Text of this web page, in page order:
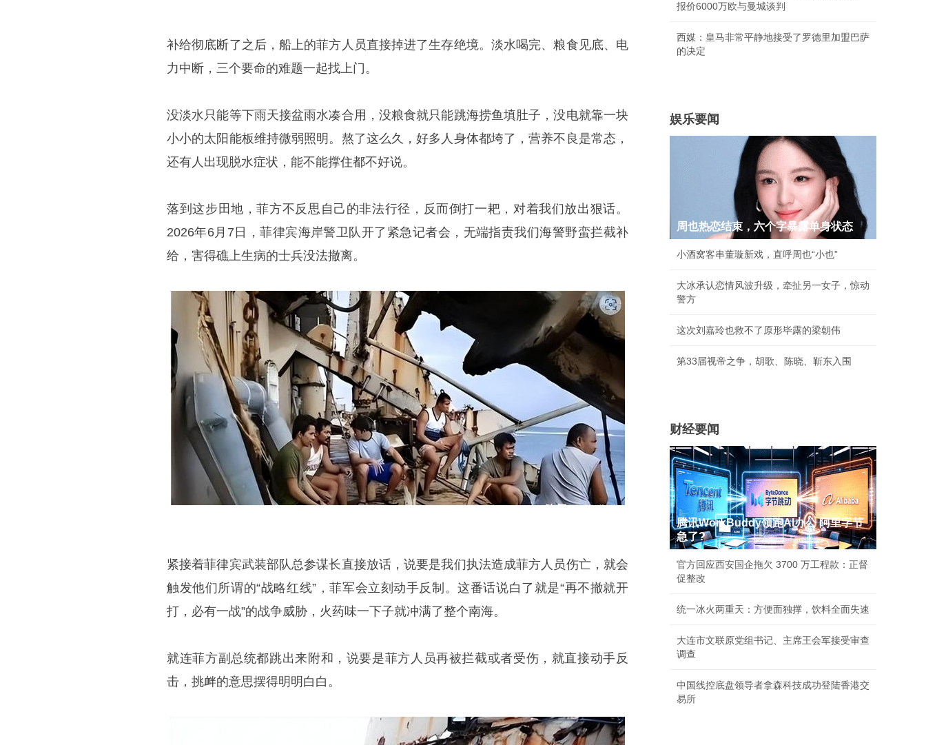
补给彻底断了之后，船上的菲方人员直接掉进了生存绝境。淡水喝完、粮食见底、电
力中断，三个要命的难题一起找上门。
没淡水只能等下雨天接盆雨水凑合用，没粮食就只能跳海捞鱼填肚子，没电就靠一块
小小的太阳能板维持微弱照明。熬了这么久，好多人身体都垮了，营养不良是常态，
还有人出现脱水症状，能不能撑住都不好说。
落到这步田地，菲方不反思自己的非法行径，反而倒打一耙，对着我们放出狠话。
2026年6月7日，菲律宾海岸警卫队开了紧急记者会，无端指责我们海警野蛮拦截补
给，害得礁上生病的士兵没法撤离。
紧接着菲律宾武装部队总参谋长直接放话，说要是我们执法造成菲方人员伤亡，就会
触发他们所谓的“战略红线”，菲军会立刻动手反制。这番话说白了就是“再不撤就开
打，必有一战”的战争威胁，火药味一下子就冲满了整个南海。
就连菲方副总统都跳出来附和，说要是菲方人员再被拦截或者受伤，就直接动手反
击，挑衅的意思摆得明明白白。
报价6000万欧与曼城谈判
西媒：皇马非常平静地接受了罗德里加盟巴萨
的决定
娱乐要闻
周也热恋结束，六个字暴露单身状态
小酒窝客串董璇新戏，直呼周也“小也”
大冰承认恋情风波升级，牵扯另一女子，惊动
警方
这次刘嘉玲也救不了原形毕露的梁朝伟
第33届视帝之争，胡歌、陈晓、靳东入围
财经要闻
腾讯WorkBuddy领跑AI办公 阿里字节
急了?
官方回应西安国企拖欠 3700 万工程款：正督
促整改
统一冰火两重天：方便面独撑，饮料全面失速
大连市文联原党组书记、主席王会军接受审查
调查
中国线控底盘领导者拿森科技成功登陆香港交
易所